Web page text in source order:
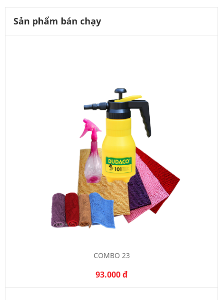
Sản phẩm bán chạy
COMBO 23
93.000 đ